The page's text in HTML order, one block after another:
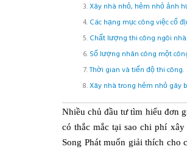
Xây nhà nhỏ, hẻm nhỏ ảnh
Các hạng mục công việc cố
Chất lượng thi công ngôi nhà.
Số lượng nhân công một
Thời gian và tiến độ thi công.
Xây nhà trong hẻm nhỏ gây
Nhiều chủ đầu tư tìm hiểu đơn
có thắc mắc tại sao chi phí
Song Phát muốn giải thích